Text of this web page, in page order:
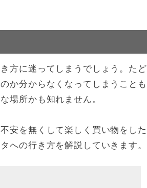
方に迷ってしまうでしょう。たど
か分からなくなってしまうことも
場所かも知れません。
安を無くして楽しく買い物をした
への行き方を解説していきます。